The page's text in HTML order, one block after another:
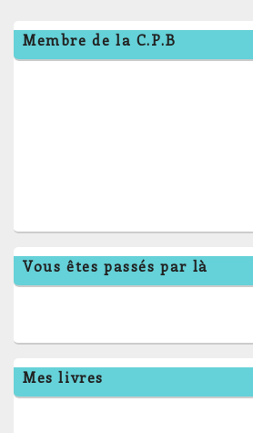
Zone
principale
de
Membre de la C.P.B
Vous êtes passés par là
Mes livres